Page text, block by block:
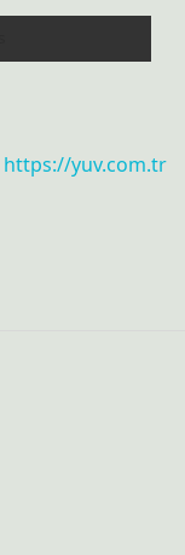
https://yuv.com.tr